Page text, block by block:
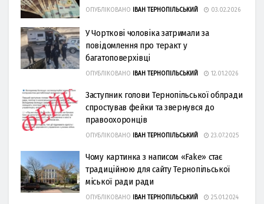
ОПУБЛІКОВАНО ІВАН ТЕРНОПІЛЬСЬКИЙ 03.02.2026
У Чорткові чоловіка затримали за
повідомлення про терaкт у
бaгaтоповерхівці
ОПУБЛІКОВАНО ІВАН ТЕРНОПІЛЬСЬКИЙ 12.01.2026
Заступник голови Тернопільської облради
спростував фейки та звернувся до
правоохоронців
ОПУБЛІКОВАНО ІВАН ТЕРНОПІЛЬСЬКИЙ 23.07.2025
Чому картинка з написом «Fake» стає
традиційною для сайту Тернопільської
міської ради ради
ОПУБЛІКОВАНО ІВАН ТЕРНОПІЛЬСЬКИЙ 25.01.2024